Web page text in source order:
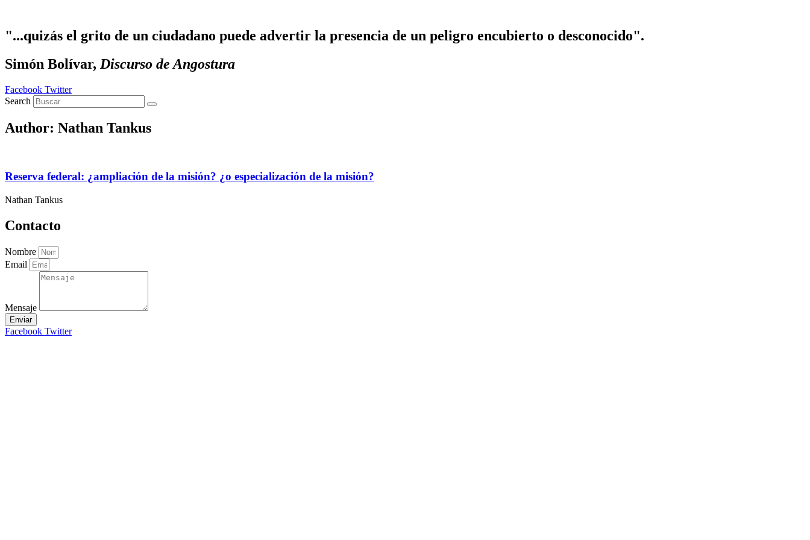
"...quizás el grito de un ciudadano puede advertir la presencia de un peligro encubierto o desconocido".
Simón Bolívar, Discurso de Angostura
Facebook Twitter
Search
Author: Nathan Tankus
Reserva federal: ¿ampliación de la misión? ¿o especialización de la misión?
Nathan Tankus
Contacto
Nombre
Email
Mensaje
Enviar
Facebook Twitter